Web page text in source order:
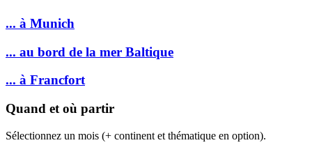
... à Munich
... au bord de la mer Baltique
... à Francfort
Quand et où partir
Sélectionnez un mois (+ continent et thématique en option).